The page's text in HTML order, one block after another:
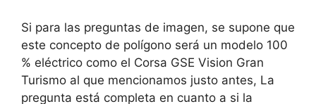
Si para las preguntas de imagen, se supone que
este concepto de polígono será un modelo 100
% eléctrico como el Corsa GSE Vision Gran
Turismo al que mencionamos justo antes, La
pregunta está completa en cuanto a si la